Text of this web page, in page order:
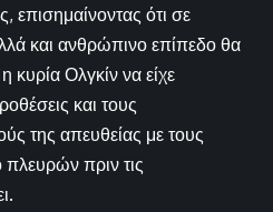
επισημαίνοντας ότι σε
και ανθρώπινο επίπεδο θα
κυρία Ολγκίν να είχε
και τους
της απευθείας με τους
πλευρών πριν τις